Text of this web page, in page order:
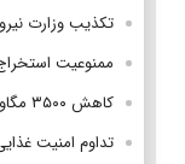
تکذیب وزارت
ممنوعیت استخراج
کاهش ۳۵۰۰ مگاواتی بار شبکه برق با اجرای طرح «مهتاب»
تداوم امنیت